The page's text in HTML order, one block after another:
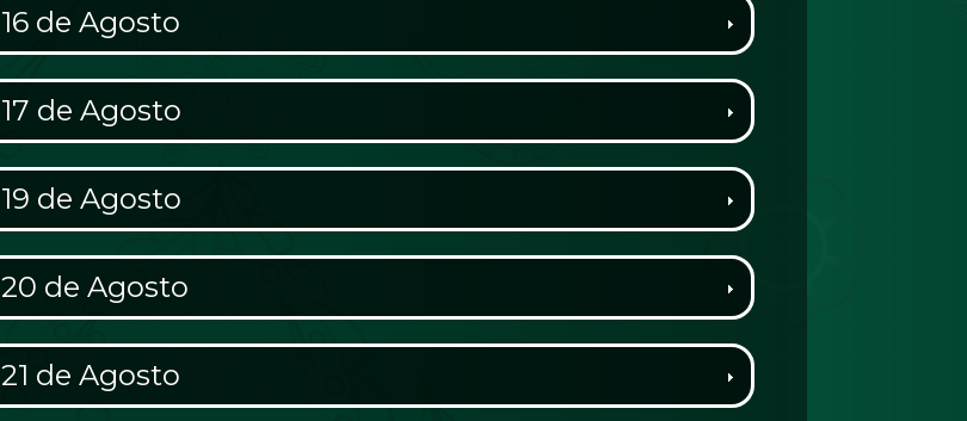
16 de Agosto
17 de Agosto
19 de Agosto
20 de Agosto
21 de Agosto